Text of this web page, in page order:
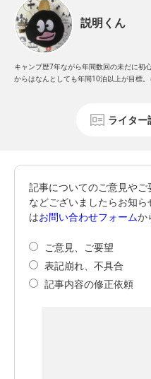
説明くん
キャンプ歴7年ながら年間数回の未だに初
からはなんとしても年間10泊以上が目標
ライター
記事についてのご意見や
などございましたらお知
はお問い合わせフォームか
ご意見、ご要望
表記崩れ、不具合
記事内容の修正依頼